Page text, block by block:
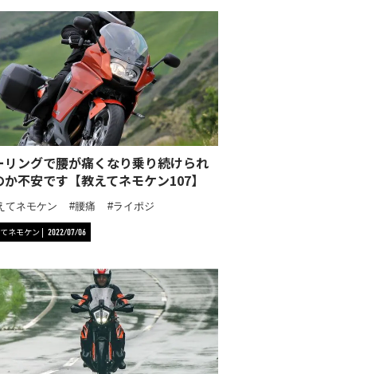
リングで腰が痛くなり乗り続けられ
か不安です【教えてネモケン107】
てネモケン 腰痛 ライポジ
ネモケン 2022/07/06